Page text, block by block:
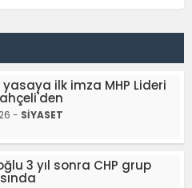
yasaya ilk imza MHP Lideri
- SİYASET
3 yıl sonra CHP grup